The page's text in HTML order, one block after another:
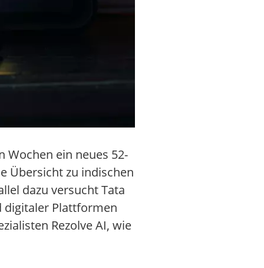
Wochen ein neues 52-
Übersicht zu indischen
dazu versucht Tata
digitaler Plattformen
Rezolve AI, wie